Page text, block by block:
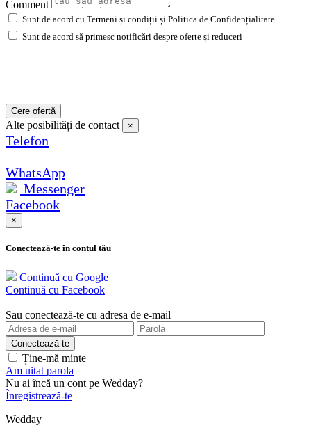
Comment
Sunt de acord cu Termeni și condiții și Politica de Confidențialitate
Sunt de acord să primesc notificări despre oferte și reduceri
Cere ofertă
Alte posibilități de contact ×
Telefon
WhatsApp
Messenger
Facebook
×
Conectează-te în contul tău
Continuă cu Google
Continuă cu Facebook
Sau conectează-te cu adresa de e-mail
Ține-mă minte
Am uitat parola
Nu ai încă un cont pe Wedday?
Înregistrează-te
Wedday